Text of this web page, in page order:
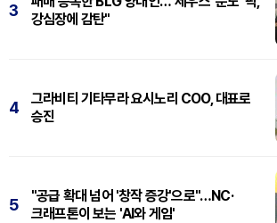
3
강심장에 감탄"
4
그라비티 기타무라 요시노리 COO, 대표로
승진
5
"공급 확대 넘어 '창작 증강'으로"…NC·
크래프톤이 보는 'AI와 게임'